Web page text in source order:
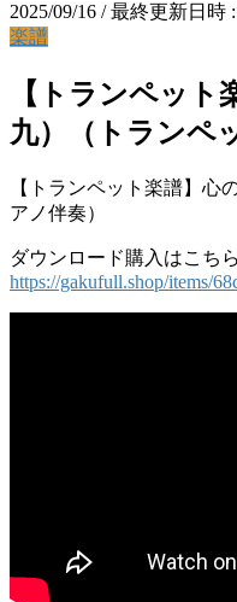
2025/09/16 / 最終更新日時 :
楽譜
【トランペット
九）（トランペ
【トランペット楽譜】心
アノ伴奏）
ダウンロード購入はこち
https://gakufull.shop/items/